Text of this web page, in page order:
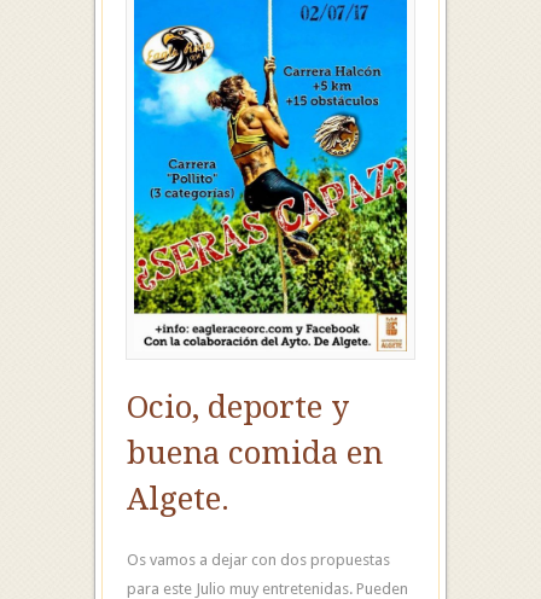
Ocio, deporte y
buena comida en
Algete.
Os vamos a dejar con dos propuestas
para este Julio muy entretenidas. Pueden